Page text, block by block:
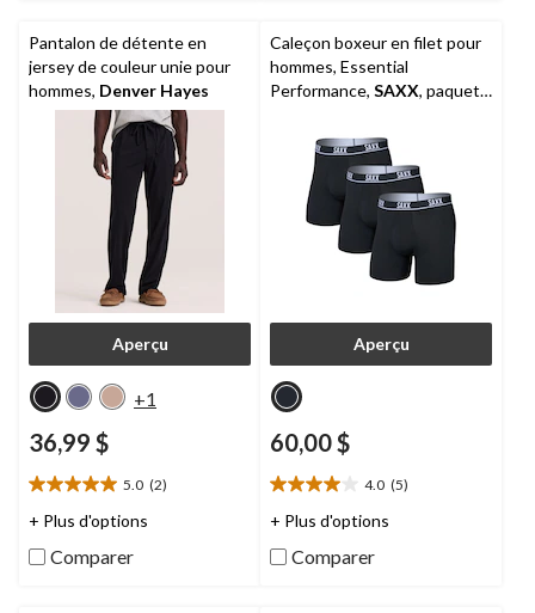
Pantalon de détente en
jersey de couleur unie pour
hommes, Denver Hayes
Aperçu
+1
36,99 $
5.0 (2)
5.0
étoile(s)
5.
+ Plus d'options
Comparer
Caleçon boxeur en filet pour
hommes, Essential
Performance, SAXX, paquet
Aperçu
60,00 $
4.0 (5)
4.0
étoile(s)
5.
+ Plus d'options
Comparer